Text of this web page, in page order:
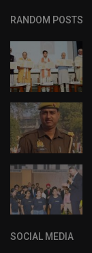
RANDOM POSTS
SOCIAL MEDIA